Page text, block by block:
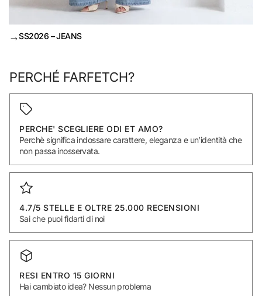
→SS2026 – JEANS
PERCHÉ FARFETCH?
PERCHE' SCEGLIERE ODI ET AMO?
Perchè significa indossare carattere, eleganza e un’identità che
non passa inosservata.
4.7/5 STELLE E OLTRE 25.000 RECENSIONI
Sai che puoi fidarti di noi
RESI ENTRO 15 GIORNI
Hai cambiato idea? Nessun problema